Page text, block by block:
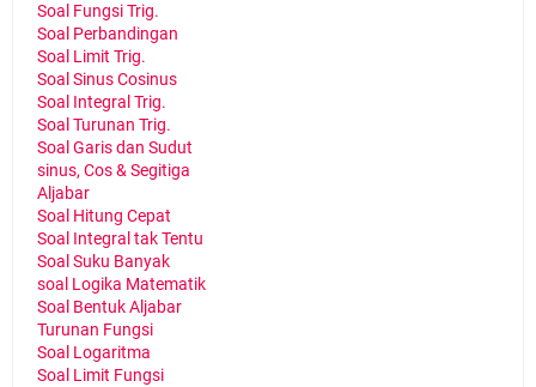
Soal Fungsi Trig.
Soal Perbandingan
Soal Limit Trig.
Soal Sinus Cosinus
Soal Integral Trig.
Soal Turunan Trig.
Soal Garis dan Sudut
sinus, Cos & Segitiga
Aljabar
Soal Hitung Cepat
Soal Integral tak Tentu
Soal Suku Banyak
soal Logika Matematik
Soal Bentuk Aljabar
Turunan Fungsi
Soal Logaritma
Soal Limit Fungsi